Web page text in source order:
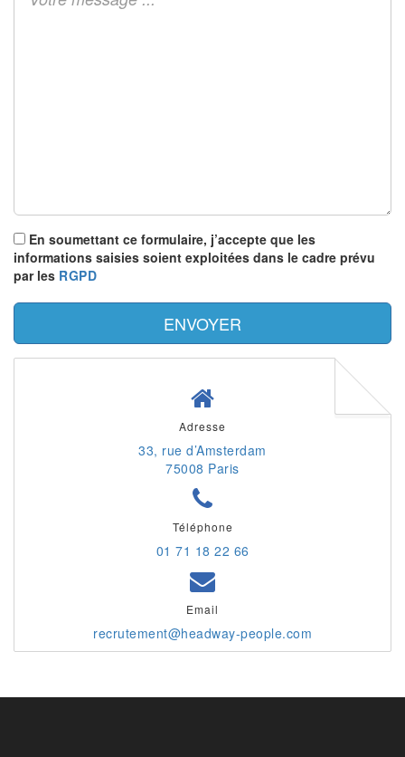
En soumettant ce formulaire, j’accepte que les
informations saisies soient exploitées dans le cadre prévu
par les RGPD
Adresse
33, rue d’Amsterdam
75008 Paris
Téléphone
01 71 18 22 66
Email